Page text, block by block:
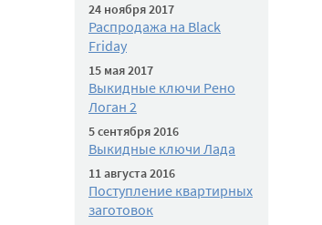
24 ноября 2017
Распродажа на Black
Friday
15 мая 2017
Выкидные ключи Рено
Логан 2
5 сентября 2016
Выкидные ключи Лада
11 августа 2016
Поступление квартирных
заготовок